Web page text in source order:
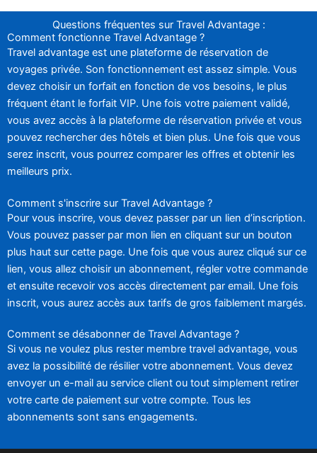
Questions fréquentes sur Travel Advantage :
Comment fonctionne Travel Advantage ?
Travel advantage est une plateforme de réservation de
voyages privée. Son fonctionnement est assez simple. Vous
devez choisir un forfait en fonction de vos besoins, le plus
fréquent étant le forfait VIP. Une fois votre paiement validé,
vous avez accès à la plateforme de réservation privée et vous
pouvez rechercher des hôtels et bien plus. Une fois que vous
serez inscrit, vous pourrez comparer les offres et obtenir les
meilleurs prix.
Comment s'inscrire sur Travel Advantage ?
Pour vous inscrire, vous devez passer par un lien d’inscription.
Vous pouvez passer par mon lien en cliquant sur un bouton
plus haut sur cette page. Une fois que vous aurez cliqué sur ce
lien, vous allez choisir un abonnement, régler votre commande
et ensuite recevoir vos accès directement par email. Une fois
inscrit, vous aurez accès aux tarifs de gros faiblement margés.
Comment se désabonner de Travel Advantage ?
Si vous ne voulez plus rester membre travel advantage, vous
avez la possibilité de résilier votre abonnement. Vous devez
envoyer un e-mail au service client ou tout simplement retirer
votre carte de paiement sur votre compte. Tous les
abonnements sont sans engagements.